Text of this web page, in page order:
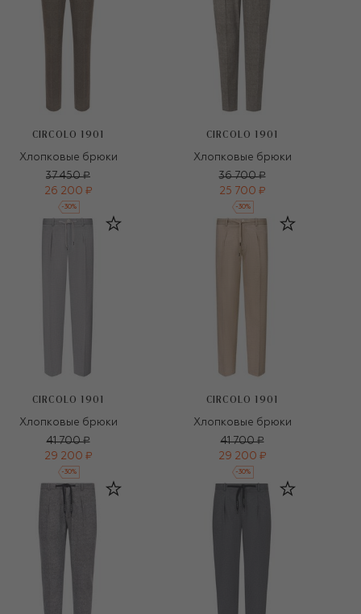
CIRCOLO 1901
Хлопковые брюки
37 450 ₽
26 200 ₽
-30%
CIRCOLO 1901
Хлопковые брюки
36 700 ₽
25 700 ₽
-30%
CIRCOLO 1901
Хлопковые брюки
41 700 ₽
29 200 ₽
-30%
CIRCOLO 1901
Хлопковые брюки
41 700 ₽
29 200 ₽
-30%